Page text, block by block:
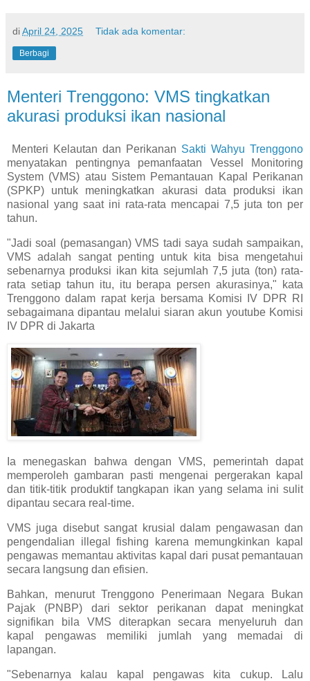
diApril 24, 2025 Tidak ada komentar:
Berbagi
Menteri Trenggono: VMS tingkatkan
akurasi produksi ikan nasional
Menteri Kelautan dan Perikanan Sakti Wahyu Trenggono
menyatakan pentingnya pemanfaatan Vessel Monitoring
System (VMS) atau Sistem Pemantauan Kapal Perikanan
(SPKP) untuk meningkatkan akurasi data produksi ikan
nasional yang saat ini rata-rata mencapai 7,5 juta ton per
tahun.
"Jadi soal (pemasangan) VMS tadi saya sudah sampaikan,
VMS adalah sangat penting untuk kita bisa mengetahui
sebenarnya produksi ikan kita sejumlah 7,5 juta (ton) rata-
rata setiap tahun itu, itu berapa persen akurasinya," kata
Trenggono dalam rapat kerja bersama Komisi IV DPR RI
sebagaimana dipantau melalui siaran akun youtube Komisi
IV DPR di Jakarta
Ia menegaskan bahwa dengan VMS, pemerintah dapat
memperoleh gambaran pasti mengenai pergerakan kapal
dan titik-titik produktif tangkapan ikan yang selama ini sulit
dipantau secara real-time.
VMS juga disebut sangat krusial dalam pengawasan dan
pengendalian illegal fishing karena memungkinkan kapal
pengawas memantau aktivitas kapal dari pusat pemantauan
secara langsung dan efisien.
Bahkan, menurut Trenggono Penerimaan Negara Bukan
Pajak (PNBP) dari sektor perikanan dapat meningkat
signifikan bila VMS diterapkan secara menyeluruh dan
kapal pengawas memiliki jumlah yang memadai di
lapangan.
"Sebenarnya kalau kapal pengawas kita cukup. Lalu